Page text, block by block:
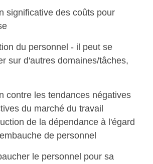
significative des coûts pour
du personnel - il peut se
sur d'autres domaines/tâches,
contre les tendances négatives
du marché du travail
de la dépendance à l'égard
de personnel
le personnel pour sa